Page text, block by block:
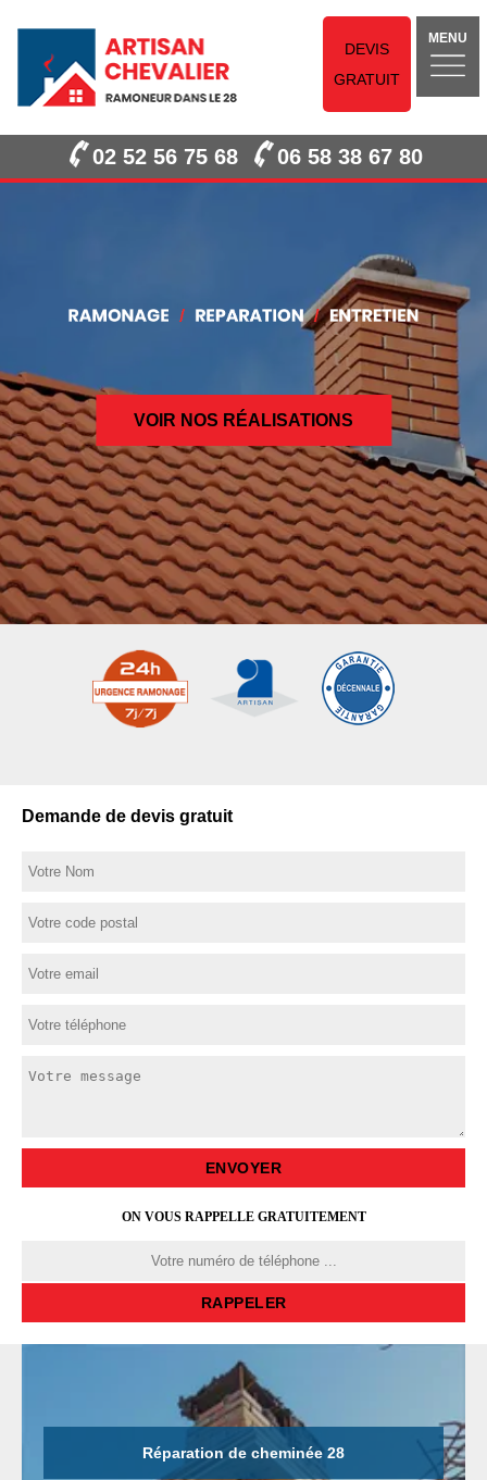
DEVIS
GRATUIT
MENU
02 52 56 75 68 06 58 38 67 80
VOIR NOS RÉALISATIONS
Demande de devis gratuit
ON VOUS RAPPELLE GRATUITEMENT
Réparation de cheminée 28